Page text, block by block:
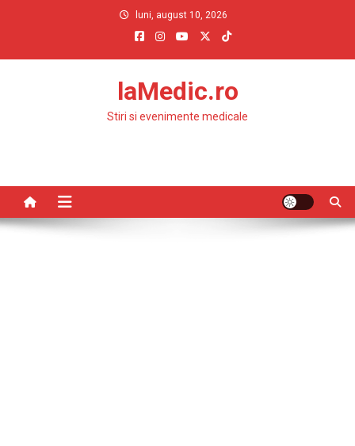
luni, august 10, 2026
laMedic.ro
Stiri si evenimente medicale